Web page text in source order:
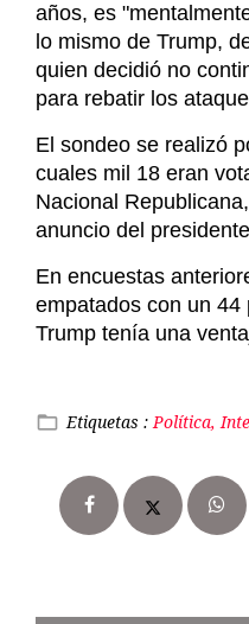
cuales mil 18 eran
Nacional
anuncio del
En encuestas
empatados con un
Trump tenía una
Política,